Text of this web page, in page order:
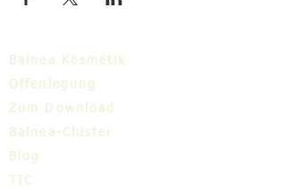
Balnea Kosmetik
Offenlegung
Zum Download
Balnea-Cluster
Blog
TIC